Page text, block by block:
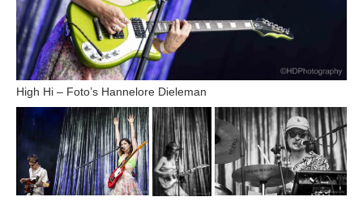
High Hi – Foto’s Hannelore Dieleman